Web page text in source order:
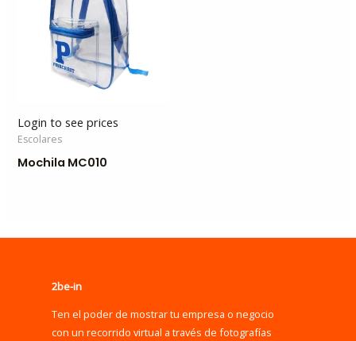
Login to see prices
Escolares
Mochila MC010
2be-in
Ten el poder de mostrar tu empresa o negocio
con un recorrido virtual a través de fotografías